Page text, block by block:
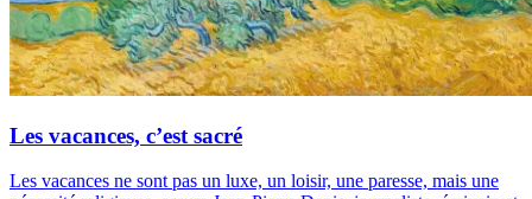
Les vacances, c’est sacré
Les vacances ne sont pas un luxe, un loisir, une paresse, mais une